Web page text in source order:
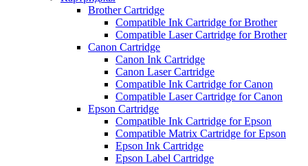
Brother Cartridge
Compatible Ink Cartridge for Brother
Compatible Laser Cartridge for Brother
Canon Cartridge
Canon Ink Cartridge
Canon Laser Cartridge
Compatible Ink Cartridge for Canon
Compatible Laser Cartridge for Canon
Epson Cartridge
Compatible Ink Cartridge for Epson
Compatible Matrix Cartridge for Epson
Epson Ink Cartridge
Epson Label Cartridge